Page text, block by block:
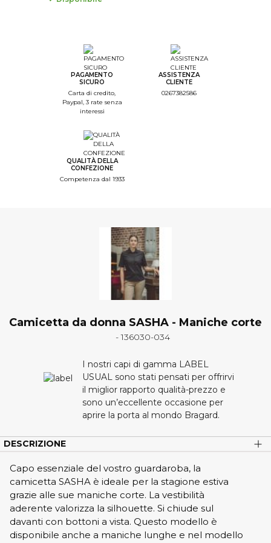
PAGAMENTO
SICURO
Carta di credito,
Paypal, 3 rate senza
interessi
ASSISTENZA
CLIENTE
0267382586
QUALITÀ DELLA
CONFEZIONE
Competenza dal 1933
Camicetta da donna SASHA - Maniche corte
- 136030-034
I nostri capi di gamma LABEL
USUAL sono stati pensati per offrirvi
il miglior rapporto qualità-prezzo e
sono un’eccellente occasione per
aprire la porta al mondo Bragard.
DESCRIZIONE
Capo essenziale del vostro guardaroba, la
camicetta SASHA è ideale per la stagione estiva
grazie alle sue maniche corte. La vestibilità
aderente valorizza la silhouette. Si chiude sul
davanti con bottoni a vista. Questo modello è
disponibile anche a maniche lunghe e nel modello